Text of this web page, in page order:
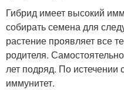
Гибрид имеет высокий
собирать семена для
растение проявляет все
родителя.
лет подряд. По истечении
иммунитет.